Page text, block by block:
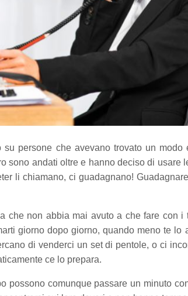
persone che avevano trovato un modo
sono andati oltre e hanno deciso di usare
li chiamano, ci guadagnano!
che non abbia mai avuto a che fare con i
giorno dopo giorno, quando meno te lo
di venderci un set di pentole, o ci
ce lo prepara.
possono comunque passare un minuto